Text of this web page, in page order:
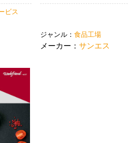
ビス
ジャンル：食品工場
メーカー：サンエス